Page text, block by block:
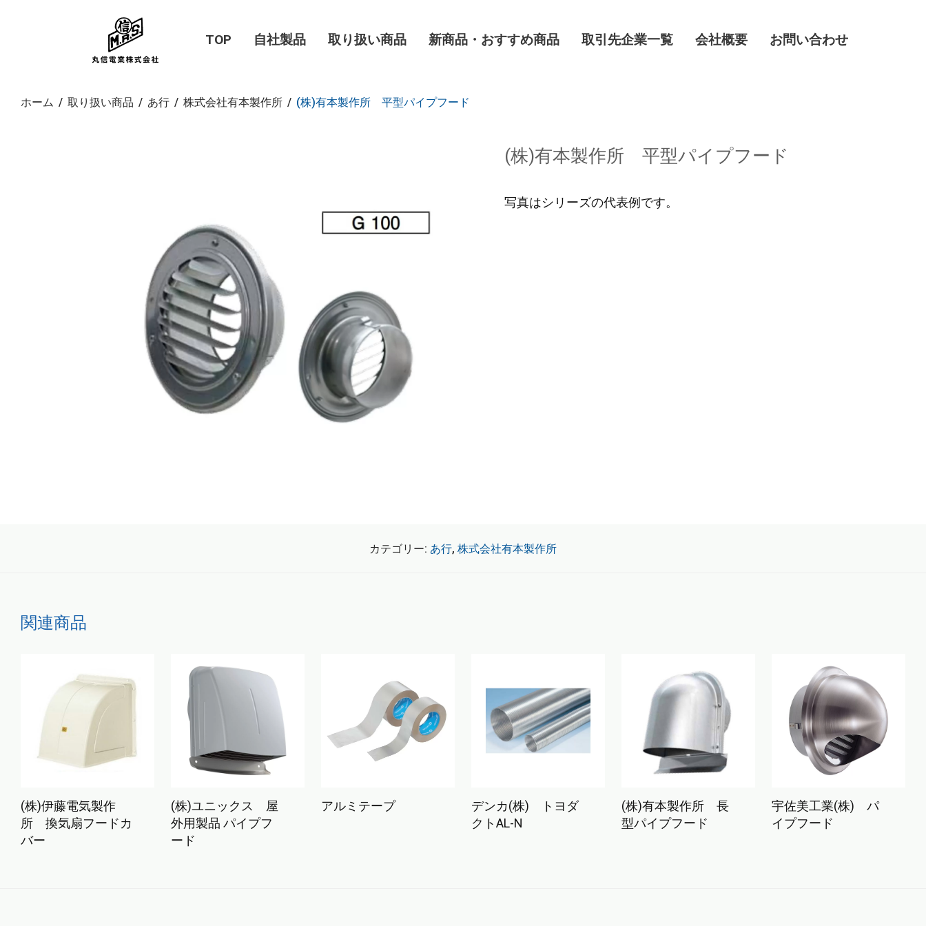
TOP 自社製品 取り扱い商品 新商品・おすすめ商品 取引先企業一覧 会社概要 お問い合わせ
ホーム / 取り扱い商品 / あ行 / 株式会社有本製作所 / (株)有本製作所 平型パイプフード
(株)有本製作所 平型パイプフード
写真はシリーズの代表例です。
カテゴリー: あ行, 株式会社有本製作所
こちらもおすすめ…
(株)伊藤電気製作
所 換気扇フードカ
バー
(株)ユニックス 屋
外用製品 パイプフ
ード
アルミテープ
デンカ(株) トヨダ
クトAL-N
(株)有本製作所 長
型パイプフード
宇佐美工業(株) パ
イプフード